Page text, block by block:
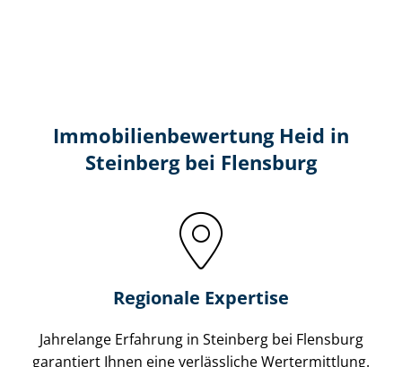
Immobilien­bewertung Heid in
Steinberg bei Flensburg
Regionale Expertise
Jahrelange Erfahrung in Steinberg bei Flensburg
garantiert Ihnen eine verlässliche Wertermittlung.